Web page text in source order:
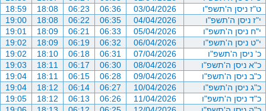
ט"ז ניסן ה'תשפ"ו
03/04/2026
06:36
06:23
18:08
18:59
י"ז ניסן ה'תשפ"ו
04/04/2026
06:35
06:22
18:08
19:00
י"ח ניסן ה'תשפ"ו
05/04/2026
06:33
06:21
18:09
19:01
י"ט ניסן ה'תשפ"ו
06/04/2026
06:32
06:19
18:09
19:02
כ' ניסן ה'תשפ"ו
07/04/2026
06:31
06:18
18:10
19:02
כ"א ניסן ה'תשפ"ו
08/04/2026
06:30
06:17
18:11
19:03
כ"ב ניסן ה'תשפ"ו
09/04/2026
06:28
06:15
18:11
19:04
כ"ג ניסן ה'תשפ"ו
10/04/2026
06:27
06:14
18:12
19:04
כ"ד ניסן ה'תשפ"ו
11/04/2026
06:26
06:13
18:12
19:05